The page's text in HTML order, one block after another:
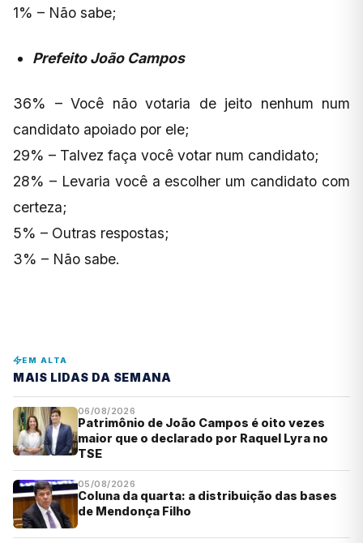
1% – Não sabe;
Prefeito João Campos
36% – Você não votaria de jeito nenhum num
candidato apoiado por ele;
29% – Talvez faça você votar num candidato;
28% – Levaria você a escolher um candidato com
certeza;
5% – Outras respostas;
3% – Não sabe.
EM ALTA
MAIS LIDAS DA SEMANA
06/08/2026
Patrimônio de João Campos é oito vezes
maior que o declarado por Raquel Lyra no
TSE
05/08/2026
Coluna da quarta: a distribuição das bases
de Mendonça Filho